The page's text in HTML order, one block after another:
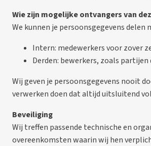
Wie zijn mogelijke ontvangers van
We kunnen je persoonsgegevens delen
Intern: medewerkers voor zover
Derden: bewerkers, zoals
Wij geven je persoonsgegevens nooit
verwerken doen dat altijd uitsluitend
Beveiliging
Wij treffen passende technische en
overeenkomsten waarin wij hen